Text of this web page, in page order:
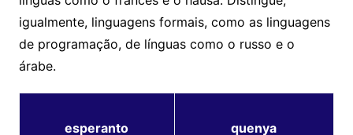
igualmente, linguagens formais, como as linguagens
de programação, de línguas como o russo e o
árabe.
esperanto quenya